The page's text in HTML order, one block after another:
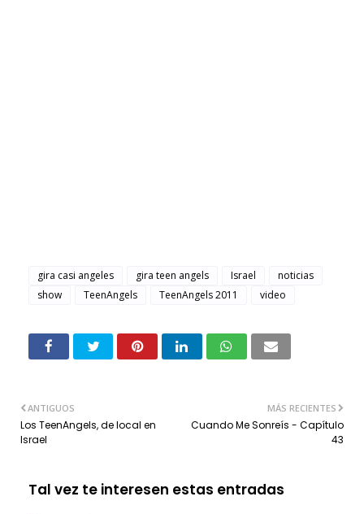
gira casi angeles gira teen angels Israel
noticias
show
TeenAngels TeenAngels 2011 video
MÁS RECIENTES
Cuando Me Sonreís - Capítulo
43
ANTIGUOS
Los TeenAngels, de local en
Israel
Tal vez te interesen estas entradas